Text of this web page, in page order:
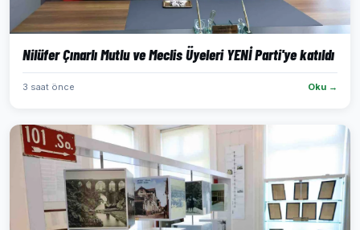
Nilüfer Çınarlı Mutlu ve Meclis Üyeleri YENİ Parti'ye katıldı
3 saat önce Oku →